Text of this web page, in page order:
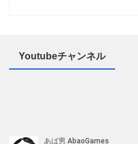
Youtubeチャンネル